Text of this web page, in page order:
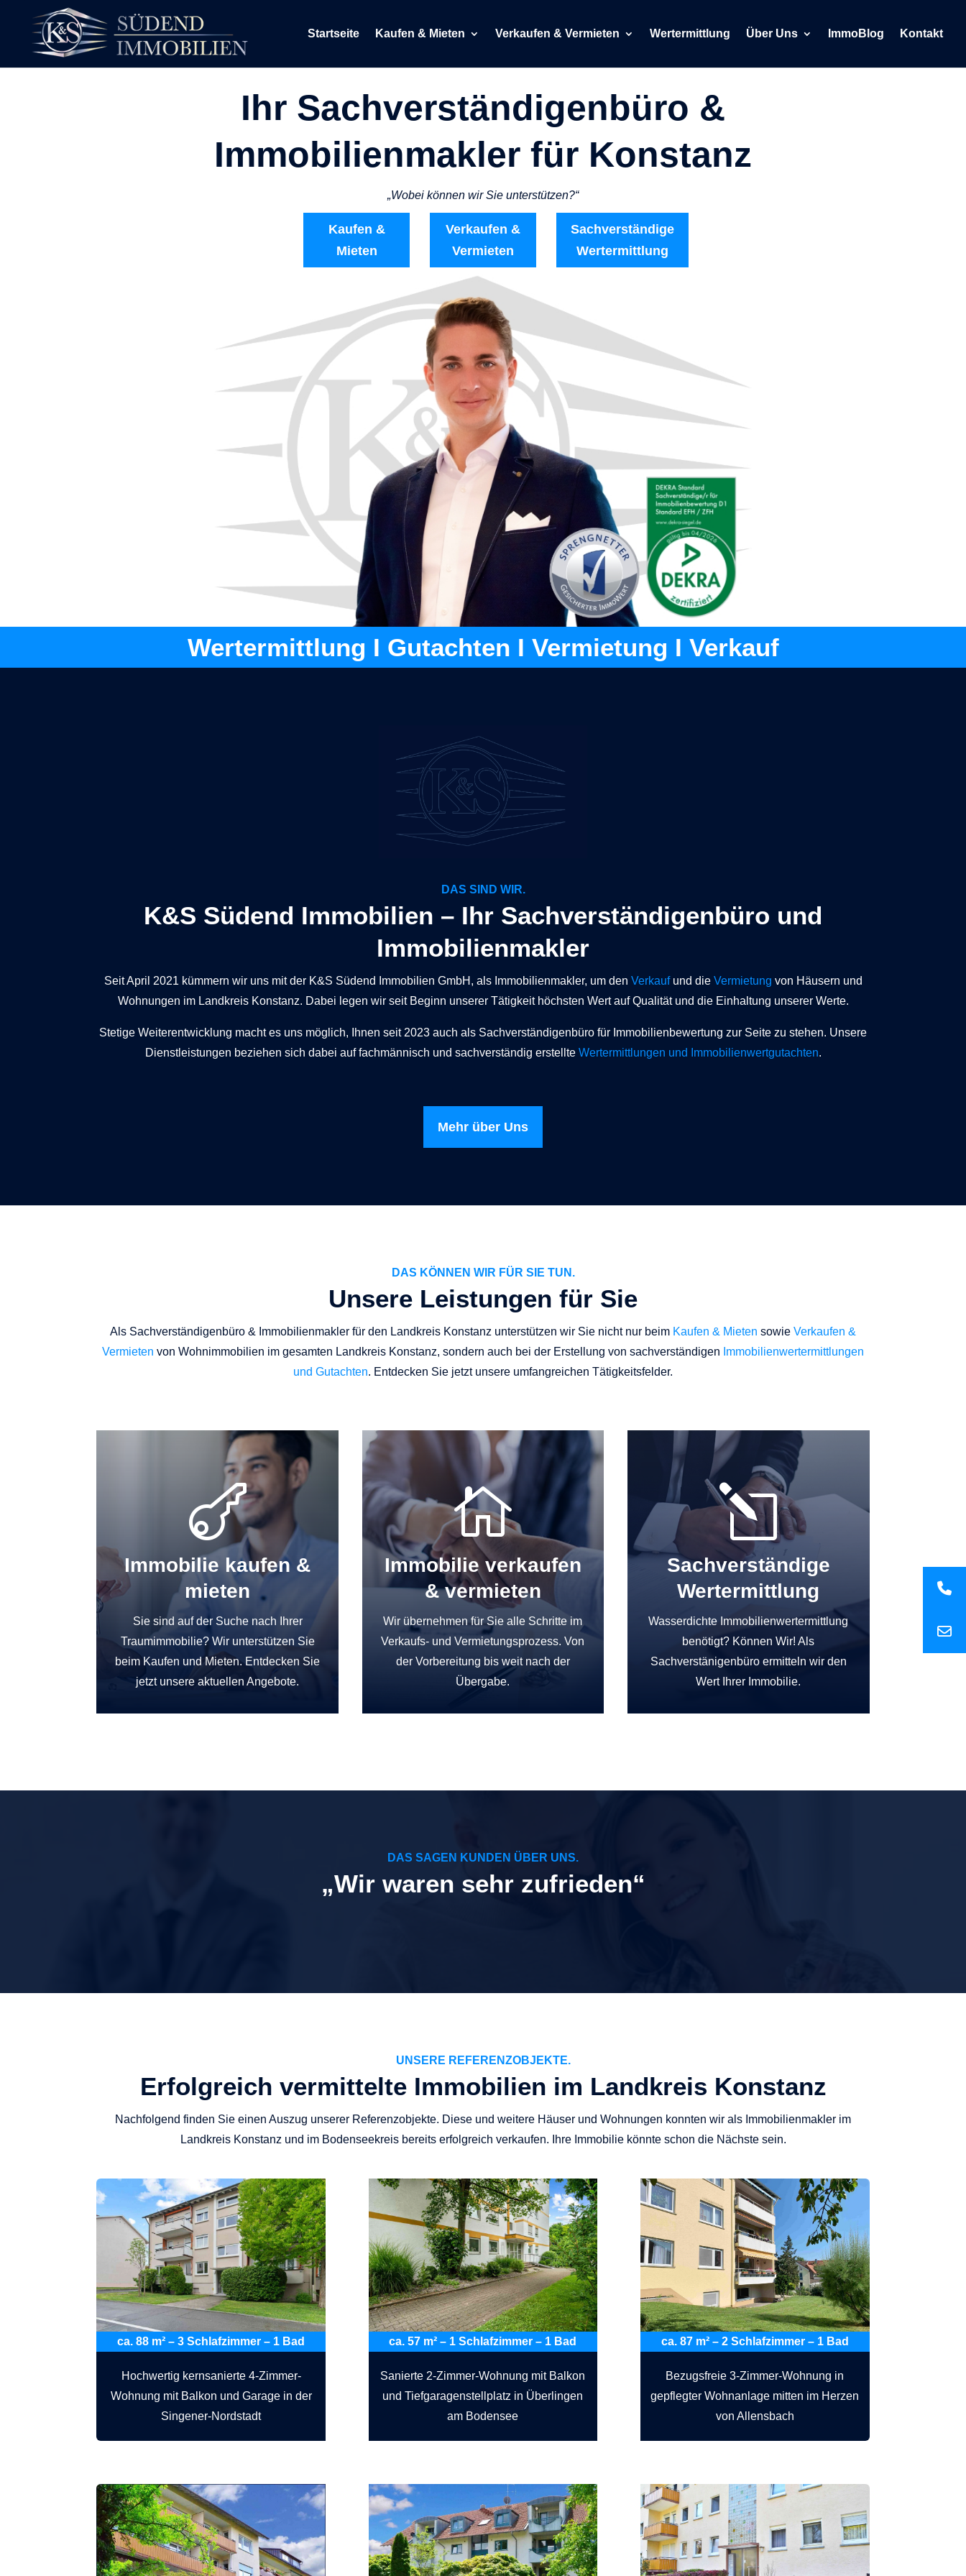
Startseite Kaufen & Mieten Verkaufen & Vermieten Wertermittlung Über Uns ImmoBlog Kontakt
Ihr Sachverständigenbüro &
Immobilienmakler für Konstanz
„Wobei können wir Sie unterstützen?“
Kaufen &
Mieten
Verkaufen &
Vermieten
Sachverständige
Wertermittlung
Wertermittlung I Gutachten I Vermietung I Verkauf
DAS SIND WIR.
K&S Südend Immobilien – Ihr Sachverständigenbüro und
Immobilienmakler
Seit April 2021 kümmern wir uns mit der K&S Südend Immobilien GmbH, als Immobilienmakler, um den Verkaufund die Vermietung von Häusern und
Wohnungen im Landkreis Konstanz. Dabei legen wir seit Beginn unserer Tätigkeit höchsten Wert auf Qualität und die Einhaltung unserer Werte.
Stetige Weiterentwicklung macht es uns möglich, Ihnen seit 2023 auch als Sachverständigenbüro für Immobilienbewertung zur Seite zu stehen. Unsere
Dienstleistungen beziehen sich dabei auf fachmännisch und sachverständig erstellte Wertermittlungen und Immobilienwertgutachten.
Mehr über Uns
DAS KÖNNEN WIR FÜR SIE TUN.
Unsere Leistungen für Sie
Als Sachverständigenbüro & Immobilienmakler für den Landkreis Konstanz unterstützen wir Sie nicht nur beim Kaufen & Mieten sowie Verkaufen &
Vermieten von Wohnimmobilien im gesamten Landkreis Konstanz, sondern auch bei der Erstellung von sachverständigen Immobilienwertermittlungen
und Gutachten. Entdecken Sie jetzt unsere umfangreichen Tätigkeitsfelder.

Immobilie kaufen &
mieten
Sie sind auf der Suche nach Ihrer
Traumimmobilie? Wir unterstützen Sie
beim Kaufen und Mieten. Entdecken Sie
jetzt unsere aktuellen Angebote.

Immobilie verkaufen
& vermieten
Wir übernehmen für Sie alle Schritte im
Verkaufs- und Vermietungsprozess. Von
der Vorbereitung bis weit nach der
Übergabe.
l
Sachverständige
Wertermittlung
Wasserdichte Immobilienwertermittlung
benötigt? Können Wir! Als
Sachverstänigenbüro ermitteln wir den
Wert Ihrer Immobilie.
DAS SAGEN KUNDEN ÜBER UNS.
„Wir waren sehr zufrieden“
UNSERE REFERENZOBJEKTE.
Erfolgreich vermittelte Immobilien im Landkreis Konstanz
Nachfolgend finden Sie einen Auszug unserer Referenzobjekte. Diese und weitere Häuser und Wohnungen konnten wir als Immobilienmakler im
Landkreis Konstanz und im Bodenseekreis bereits erfolgreich verkaufen. Ihre Immobilie könnte schon die Nächste sein.
ca. 88 m² – 3 Schlafzimmer – 1 Bad
Hochwertig kernsanierte 4-Zimmer-
Wohnung mit Balkon und Garage in der
Singener-Nordstadt
ca. 57 m² – 1 Schlafzimmer – 1 Bad
Sanierte 2-Zimmer-Wohnung mit Balkon
und Tiefgaragenstellplatz in Überlingen
am Bodensee
ca. 87 m² – 2 Schlafzimmer – 1 Bad
Bezugsfreie 3-Zimmer-Wohnung in
gepflegter Wohnanlage mitten im Herzen
von Allensbach